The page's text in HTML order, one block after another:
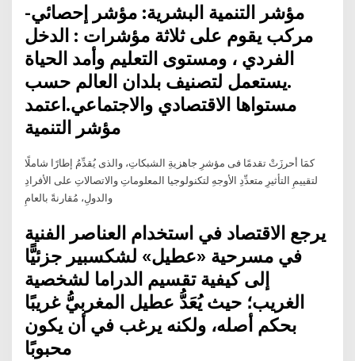
-مؤشر التنمية البشرية: مؤشر إحصائي
مركب يقوم على ثلاثة مؤشرات : الدخل
الفردي ، ومستوى التعليم وأمد الحياة
.يستعمل لتصنيف بلدان العالم حسب
مستواها الاقتصادي والاجتماعي.اعتمد
مؤشر التنمية
كمَا أحرزَتْ تقدمًا فى مؤشرِ جاهزيةِ الشبكاتِ، والذى يُقدِّمُ إطارًا شاملًا
لتقييمِ التأثيرِ متعدِّدِ الأوجهِ لتكنولوجيا المعلوماتِ والاتصالاتِ على الأفرادِ
والدولِ، مُقارنةً بالعامِ
يرجع الاقتصاد في استخدام العناصر الفنية
في مسرحية «عطيل» لشكسبير جزئيًّا
إلى كيفية تقسيم الدراما لشخصية
الغريب؛ حيث يُعَدُّ عطيل المغربيُّ غريبًا
بحكم أصله، ولكنه يرغب في أن يكون
محبوبًا